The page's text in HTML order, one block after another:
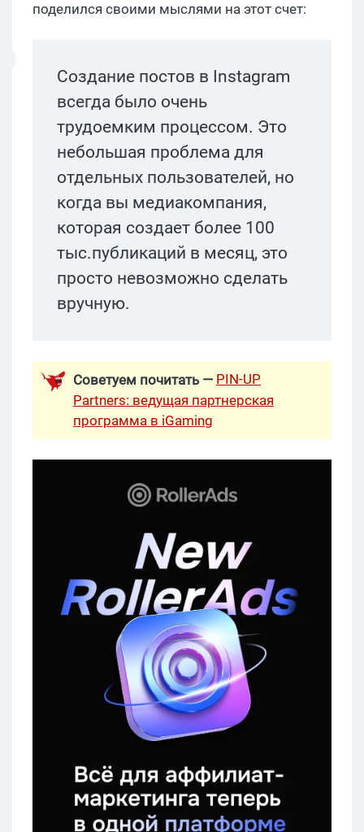
поделился своими мыслями на этот счет:
Создание постов в Instagram
всегда было очень
трудоемким процессом. Это
небольшая проблема для
отдельных пользователей, но
когда вы медиакомпания,
которая создает более 100
тыс.публикаций в месяц, это
просто невозможно сделать
вручную.
Советуем почитать — PIN-UP
Partners: ведущая партнерская
программа в iGaming